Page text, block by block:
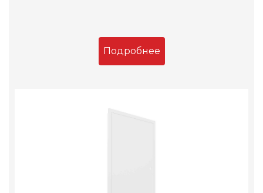
Подробнее